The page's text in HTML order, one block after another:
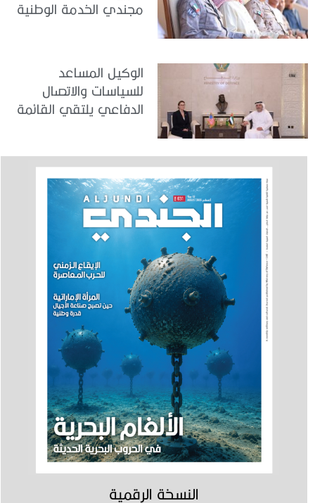
مجندي الخدمة الوطنية
الوكيل المساعد
للسياسات والاتصال
الدفاعي يلتقي القائمة
النسخة الرقمية